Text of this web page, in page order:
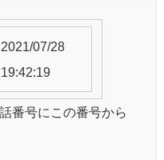
2021/07/28
19:42:19
番号にこの番号から